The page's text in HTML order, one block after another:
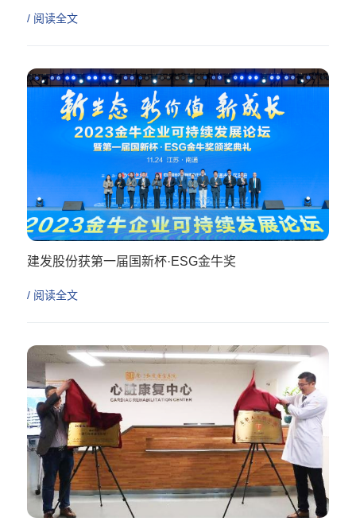
/ 阅读全文
建发股份获第一届国新杯·ESG金牛奖
/ 阅读全文